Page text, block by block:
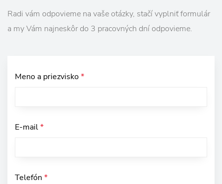
Radi vám odpovieme na vaše otázky, stačí vyplniť formulár
a my Vám najneskôr do 3 pracovných dní odpovieme.
Meno a priezvisko*
E-mail*
Telefón *